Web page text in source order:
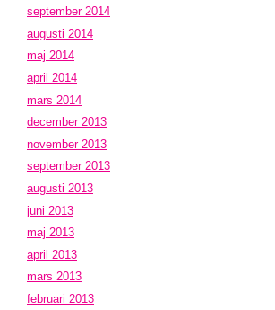
september 2014
augusti 2014
maj 2014
april 2014
mars 2014
december 2013
november 2013
september 2013
augusti 2013
juni 2013
maj 2013
april 2013
mars 2013
februari 2013